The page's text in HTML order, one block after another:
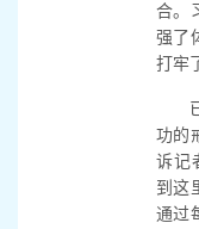
合。
强了
打牢
功的
诉记
到这
通过